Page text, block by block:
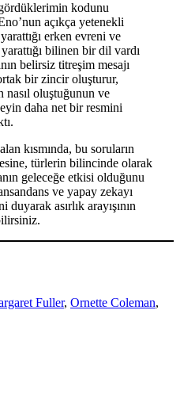
kodunu
açıkça yetenekli
erken evreni ve
bilinen bir dil vardı
belirsiz titreşim mesajı
bir zincir oluşturur,
nasıl oluştuğunun ve
daha net bir resmini
kısmında, bu soruların
türlerin bilincinde olarak
geleceğe etkisi olduğunu
ve yapay zekayı
asırlık arayışının
Fuller, Ornette Coleman,